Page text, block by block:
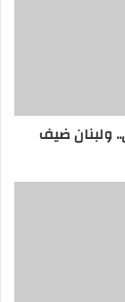
على
والابتعاد
ولبنان ضيف